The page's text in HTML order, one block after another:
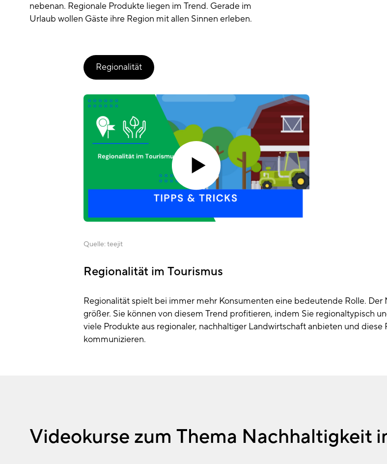
nebenan. Regionale Produkte liegen im Trend. Gerade im
Urlaub wollen Gäste ihre Region mit allen Sinnen erleben.
Regionalität
Quelle: teejit
Regionalität im Tourismus
Regionalität spielt bei immer mehr Konsumenten eine bedeutende Rolle.
größer. Sie können von diesem Trend profitieren, indem Sie regionaltypisch
viele Produkte aus regionaler, nachhaltiger Landwirtschaft anbieten und diese
kommunizieren.
Videokurse zum Thema Nachhaltigkeit